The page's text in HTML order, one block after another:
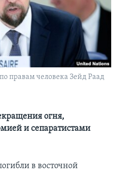
правам человека Зейд Раад
огня,
и сепаратистами
в восточной